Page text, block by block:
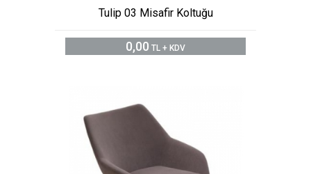
Tulip 03 Misafir Koltuğu
0,00 TL + KDV